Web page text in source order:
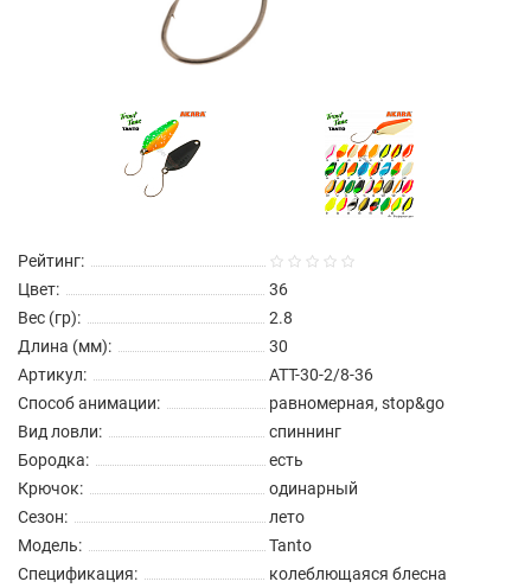
Рейтинг:
Цвет:
36
Вес (гр):
2.8
Длина (мм):
30
Артикул:
ATT-30-2/8-36
Способ анимации:
равномерная, stop&go
Вид ловли:
спиннинг
Бородка:
есть
Крючок:
одинарный
Сезон:
лето
Модель:
Tanto
Спецификация:
колеблющаяся блесна